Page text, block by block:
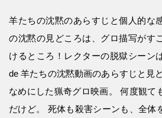
羊たちの沈黙のあらすじと個人的な
の沈黙の見どころは、グロ描写がす
けるところ！レクターの脱獄シーン
de 羊たちの沈黙動画のあらすじと見
なめにした猟奇グロ映画。 何度観て
だけど。 死体も殺害シーンも、全体